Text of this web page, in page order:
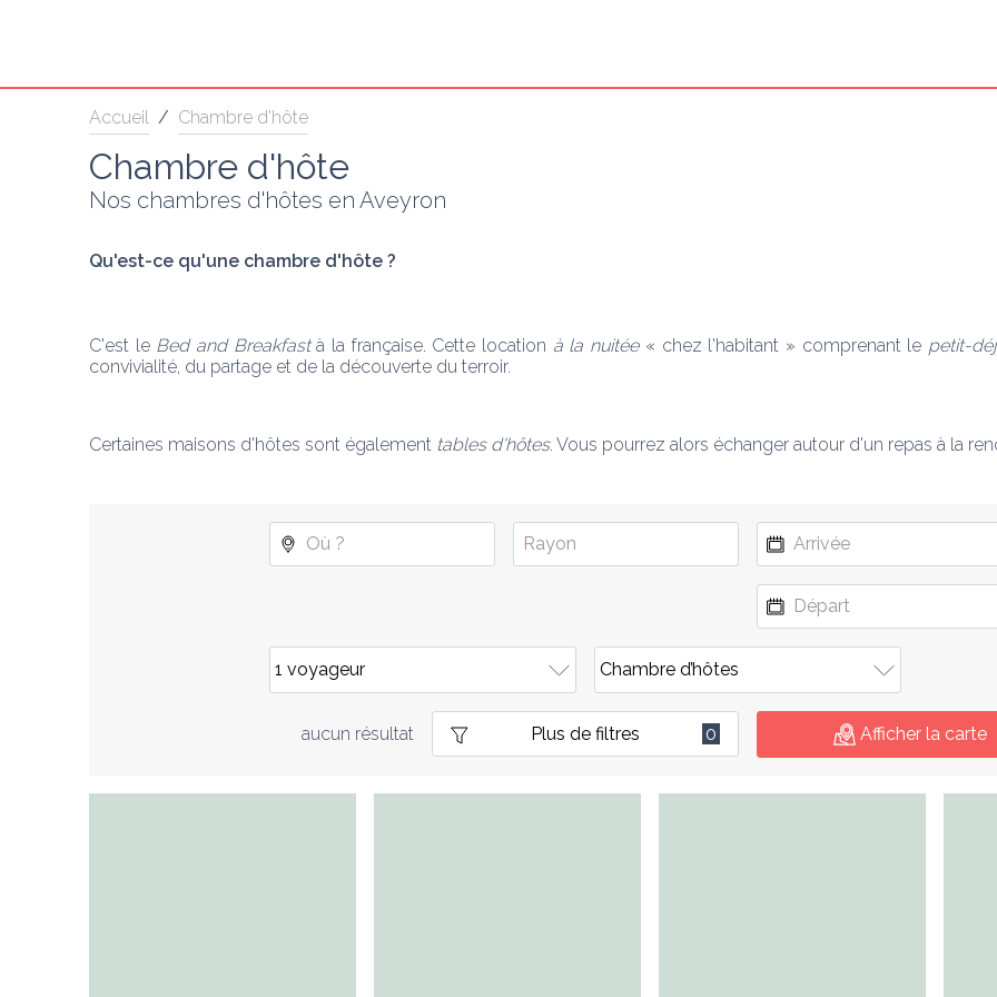
Accueil / Chambre d'hôte
Chambre d'hôte
Nos chambres d'hôtes en Aveyron
Qu'est-ce qu'une chambre d'hôte ?
C'est le Bed and Breakfast à la française. Cette location à la nuitée « chez l'habitant » comprenant le petit-
convivialité, du partage et de la découverte du terroir.
Certaines maisons d'hôtes sont également tables d'hôtes. Vous pourrez alors échanger autour d'un repas à la
aucun résultat Plus de filtres 0 Afficher la carte